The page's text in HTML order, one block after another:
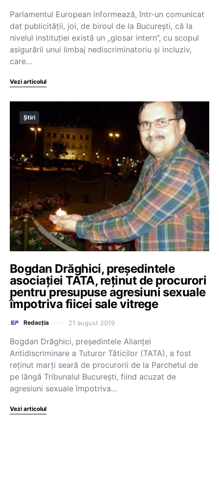
Parlamentul European informează, într-un comunicat
dat publicității, joi, de biroul de la București, că la
nivelul instituției există un „glosar intern”, cu scopul
asigurării unui limbaj nediscriminatoriu și incluziv,
care…
Vezi articolul
Știri
Bogdan Drăghici, președintele
asociației TATA, reținut de procurori
pentru presupuse agresiuni sexuale
împotriva fiicei sale vitrege
Redacția 21 august 2019
Bogdan Drăghici, președintele Alianței
Antidiscriminare a Tuturor Tăticilor (TATA), a fost
reținut marți seară de procurorii de la Parchetul de
pe lângă Tribunalul București, fiind acuzat de
agresiuni sexuale împotriva…
Vezi articolul